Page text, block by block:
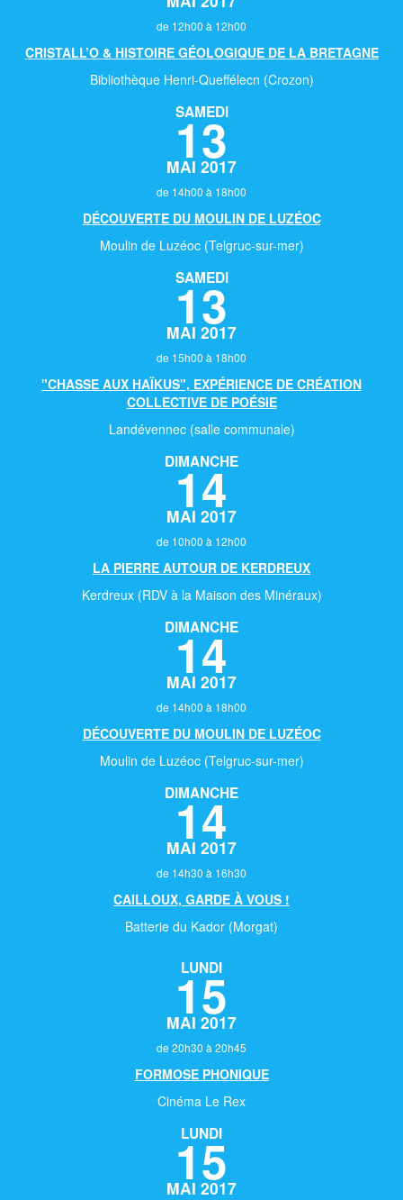
de 12h00 à 12h00
CRISTALL’O & HISTOIRE GÉOLOGIQUE DE LA BRETAGNE
Bibliothèque Henri-Queffélecn (Crozon)
SAMEDI
13
MAI 2017
de 14h00 à 18h00
DÉCOUVERTE DU MOULIN DE LUZÉOC
Moulin de Luzéoc (Telgruc-sur-mer)
SAMEDI
13
MAI 2017
de 15h00 à 18h00
"CHASSE AUX HAÏKUS", EXPÉRIENCE DE CRÉATION
COLLECTIVE DE POÉSIE
Landévennec (salle communale)
DIMANCHE
14
MAI 2017
de 10h00 à 12h00
LA PIERRE AUTOUR DE KERDREUX
Kerdreux (RDV à la Maison des Minéraux)
DIMANCHE
14
MAI 2017
de 14h00 à 18h00
DÉCOUVERTE DU MOULIN DE LUZÉOC
Moulin de Luzéoc (Telgruc-sur-mer)
DIMANCHE
14
MAI 2017
de 14h30 à 16h30
CAILLOUX, GARDE À VOUS !
Batterie du Kador (Morgat)
LUNDI
15
MAI 2017
de 20h30 à 20h45
FORMOSE PHONIQUE
Cinéma Le Rex
LUNDI
15
MAI 2017